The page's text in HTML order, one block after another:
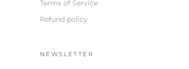
Terms of Service
Refund policy
NEWSLETTER